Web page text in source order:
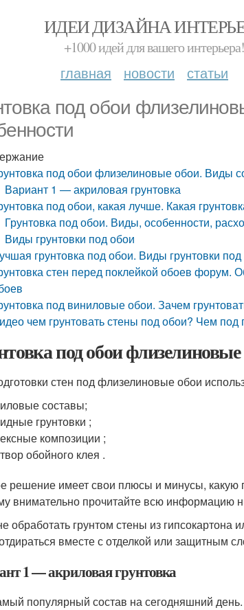
ИДЕИ ДИЗАЙНА
+1000 идей для вашего интерьера!
главная новости статьи
под обои
под обои флизелиновые обои. Виды
Вариант 1 — акриловая грунтовка
под обои, какая лучше. Какая
Грунтовка под обои. Виды, особенности,
Виды грунтовки под обои
грунтовка под обои. Виды грунтовки
стен перед поклейкой обоев форум.
под виниловые обои. Зачем
чем грунтовать стены под обои? Чем
под обои
стен под флизелиновые обои
составы;
грунтовки ;
композиции ;
обойного клея .
решение имеет свои плюсы и минусы, какую
внимательно прочитайте всю информацию
обработать грунтом стены из
вместе с отделкой или защитным
1 — акриловая грунтовка
популярный состав на сегодняшний